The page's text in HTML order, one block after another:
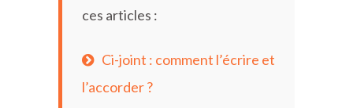
ces articles :
Ci-joint : comment l’écrire et
l’accorder ?